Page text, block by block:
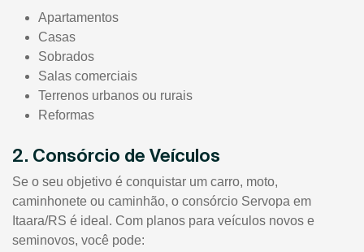
Apartamentos
Casas
Sobrados
Salas comerciais
Terrenos urbanos ou rurais
Reformas
2. Consórcio de Veículos
Se o seu objetivo é conquistar um carro, moto,
caminhonete ou caminhão, o consórcio Servopa em
Itaara/RS é ideal. Com planos para veículos novos e
seminovos, você pode: